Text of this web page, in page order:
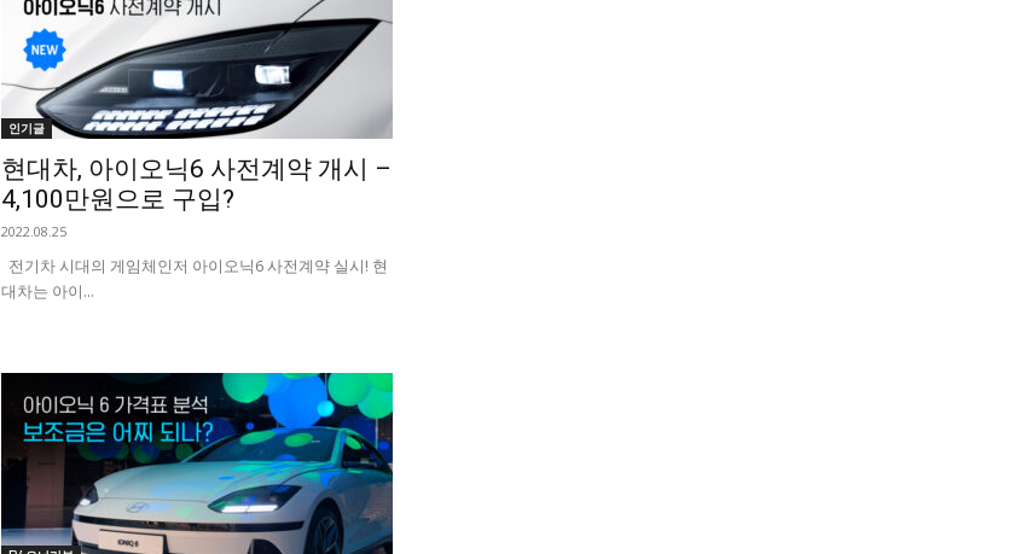
인기글
현대차, 아이오닉6 사전계약 개시 –
4,100만원으로 구입?
2022.08.25
전기차 시대의 게임체인저 아이오닉6 사전계약 실시! 현
대차는 아이...